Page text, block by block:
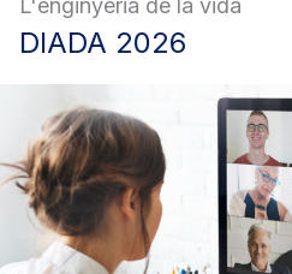
DIADA 2026